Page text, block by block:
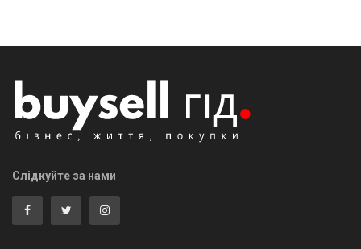
Слідкуйте за нами